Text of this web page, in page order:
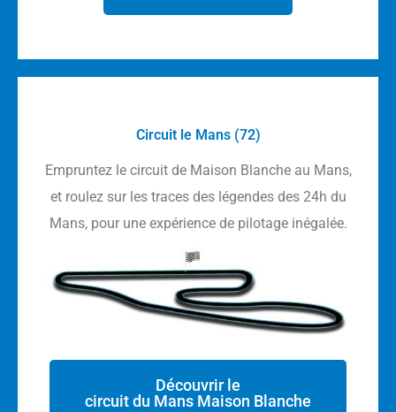
Circuit le Mans (72)
Empruntez le circuit de Maison Blanche au Mans,
et roulez sur les traces des légendes des 24h du
Mans, pour une expérience de pilotage inégalée.
Découvrir le
circuit du Mans Maison Blanche